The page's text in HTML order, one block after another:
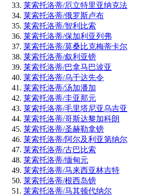
莱索托洛蒂/厄立特里亚纳克法
莱索托洛蒂/俄罗斯卢布
莱索托洛蒂/智利比索
莱索托洛蒂/保加利亚列弗
莱索托洛蒂/莫桑比克梅蒂卡尔
莱索托洛蒂/叙利亚镑
莱索托洛蒂/巴拿马巴波亚
莱索托洛蒂/乌干达先令
莱索托洛蒂/汤加潘加
莱索托洛蒂/圭亚那元
莱索托洛蒂/毛里塔尼亚乌吉亚
莱索托洛蒂/哥斯达黎加科朗
莱索托洛蒂/圣赫勒拿镑
莱索托洛蒂/阿尔及利亚第纳尔
莱索托洛蒂/古巴比索
莱索托洛蒂/缅甸元
莱索托洛蒂/马来西亚林吉特
莱索托洛蒂/根西岛镑
莱索托洛蒂/马其顿代纳尔